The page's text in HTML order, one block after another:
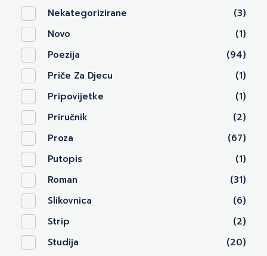
Nekategorizirane
(3)
Novo
(1)
Poezija
(94)
Priče Za Djecu
(1)
Pripovijetke
(1)
Priručnik
(2)
Proza
(67)
Putopis
(1)
Roman
(31)
Slikovnica
(6)
Strip
(2)
Studija
(20)